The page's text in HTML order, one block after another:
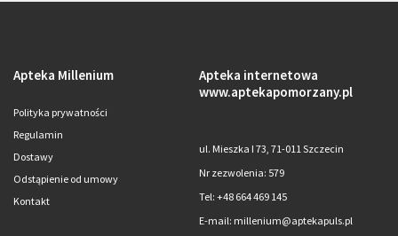
Apteka Millenium
Polityka prywatności
Regulamin
Dostawy
Odstąpienie od umowy
Kontakt
Apteka internetowa
www.aptekapomorzany.pl
ul. Mieszka I 73, 71-011 Szczecin
Nr zezwolenia: 579
Tel: +48 664 469 145
E-mail: millenium@aptekapuls.pl